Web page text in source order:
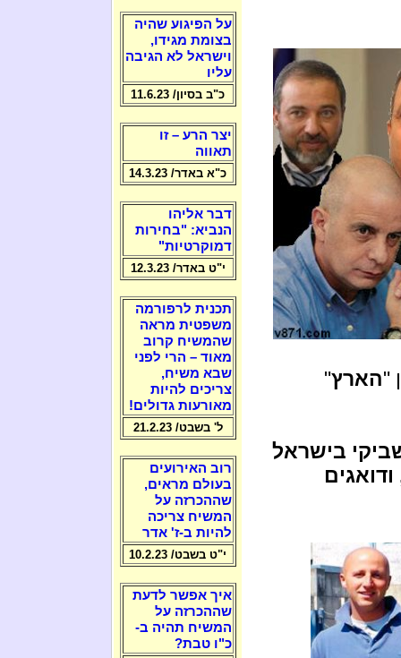
"הארץ"
בישראל
על הפיגוע שהיה
בצומת מגידו,
וישראל לא הגיבה
עליו
כ"ב בסיון/ 11.6.23
יצר הרע – זו
תאווה
כ"א באדר/ 14.3.23
דבר אליהו
הנביא: "בחירות
דמוקרטיות"
י"ט באדר/ 12.3.23
תכנית לרפורמה
משפטית מראה
שהמשיח קרוב
מאוד – הרי לפני
שבא משיח,
צריכים להיות
מאורעות גדולים!
ל' בשבט/ 21.2.23
רוב האירועים
בעולם מראים,
שההכרזה על
המשיח צריכה
להיות ב-ז' אדר
י"ט בשבט/ 10.2.23
איך אפשר לדעת
שההכרזה על
המשיח תהיה ב-
כ"ו טבת?